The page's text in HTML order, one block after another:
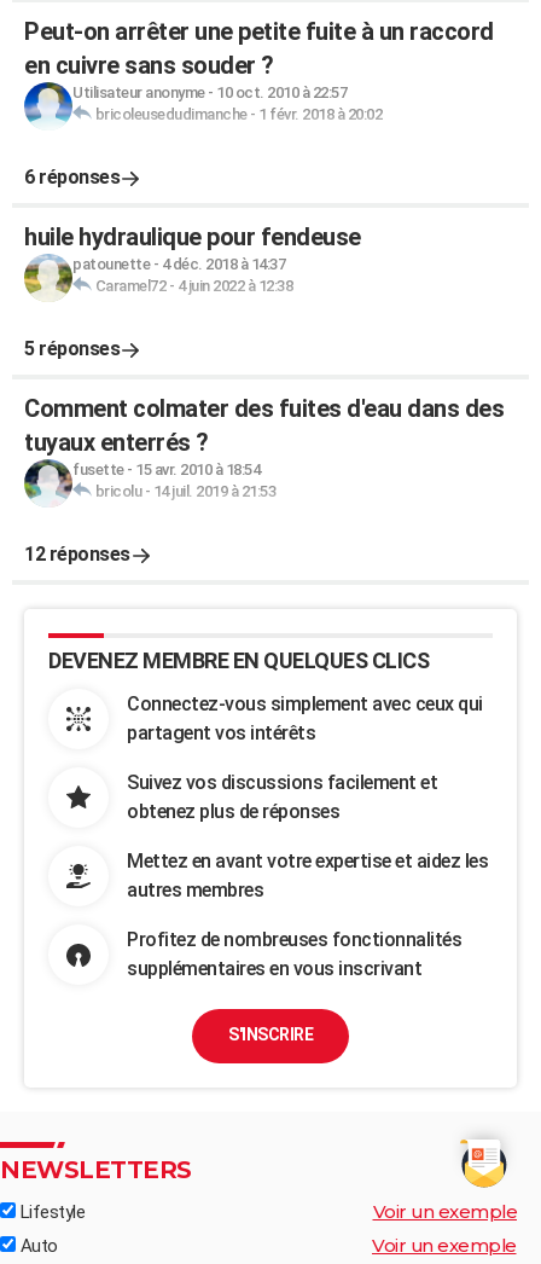
Peut-on arrêter une petite fuite à un raccord
en cuivre sans souder ?
Utilisateur anonyme- 10 oct. 2010 à 22:57
bricoleusedudimanche- 1 févr. 2018 à 20:02
6 réponses
huile hydraulique pour fendeuse
patounette- 4 déc. 2018 à 14:37
Caramel72- 4 juin 2022 à 12:38
5 réponses
Comment colmater des fuites d'eau dans des
tuyaux enterrés ?
fusette- 15 avr. 2010 à 18:54
bricolu- 14 juil. 2019 à 21:53
12 réponses
DEVENEZ MEMBRE EN QUELQUES CLICS
Connectez-vous simplement avec ceux qui
partagent vos intérêts
Suivez vos discussions facilement et
obtenez plus de réponses
Mettez en avant votre expertise et aidez les
autres membres
Profitez de nombreuses fonctionnalités
supplémentaires en vous inscrivant
S'INSCRIRE
NEWSLETTERS
Lifestyle Voir un exemple
Auto Voir un exemple